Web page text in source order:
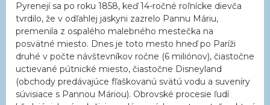
Pyrenejí sa po roku 1858, keď 14-ročné roľnícke dievča
tvrdilo, že v odľahlej jaskyni zazrelo Pannu Máriu,
premenila z ospalého malebného mestečka na
posvätné miesto. Dnes je toto mesto hneď po Paríži
druhé v počte návštevníkov ročne (6 miliónov), čiastočne
uctievané pútnické miesto, čiastočne Disneyland
(obchody predávajúce fľaškovanú svätú vodu a suveníry
súvisiace s Pannou Máriou). Obrovské procesie ľudí